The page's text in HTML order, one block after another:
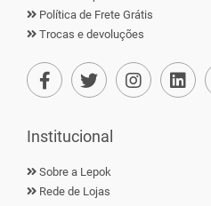
Política de Frete Grátis
Trocas e devoluções
Institucional
Sobre a Lepok
Rede de Lojas